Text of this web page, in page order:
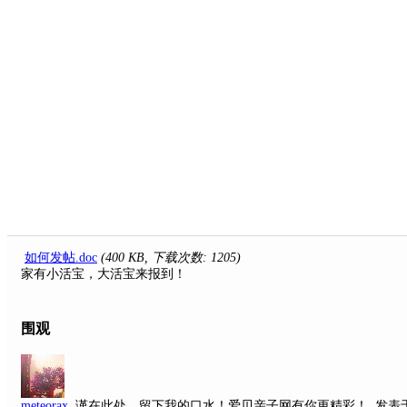
如何发帖.doc (400 KB, 下载次数: 1205)
家有小活宝，大活宝来报到！
围观